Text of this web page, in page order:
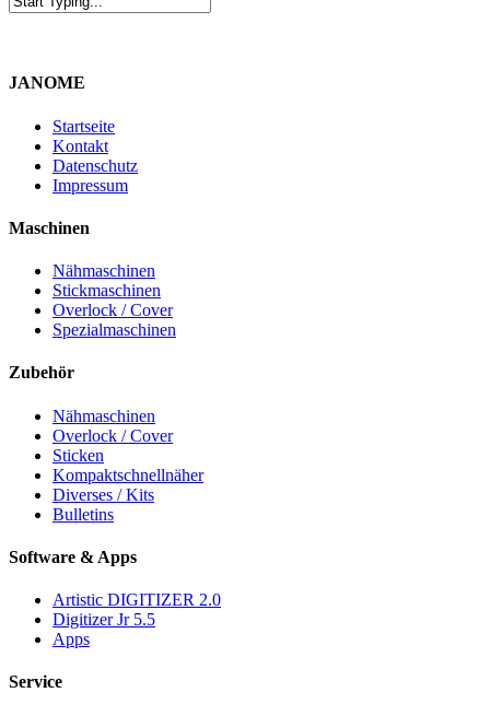
JANOME
Startseite
Kontakt
Datenschutz
Impressum
Maschinen
Nähmaschinen
Stickmaschinen
Overlock / Cover
Spezialmaschinen
Zubehör
Nähmaschinen
Overlock / Cover
Sticken
Kompaktschnellnäher
Diverses / Kits
Bulletins
Software & Apps
Artistic DIGITIZER 2.0
Digitizer Jr 5.5
Apps
Service